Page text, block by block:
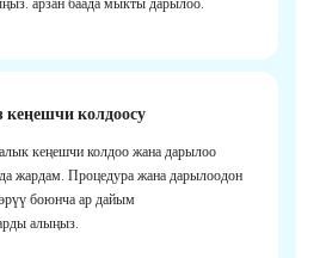
кеңешчи колдоосу
кеңешчи колдоо жана дарылоо
жардам. Процедура жана дарылоодон
боюнча ар дайым
алыңыз.